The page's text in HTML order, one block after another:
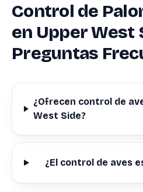
Control de
en Upper West
Preguntas
¿Ofrecen control de
West Side?
¿El control de aves